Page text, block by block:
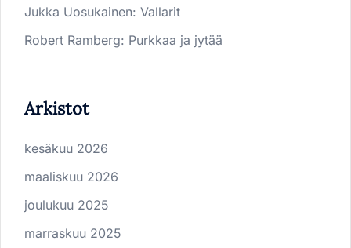
Jukka Uosukainen: Vallarit
Robert Ramberg: Purkkaa ja jytää
Arkistot
kesäkuu 2026
maaliskuu 2026
joulukuu 2025
marraskuu 2025